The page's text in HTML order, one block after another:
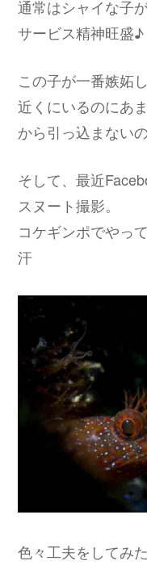
通常はシャイな子
サービス精神旺盛♪
この子が一番嫉妬
近くにいるのにあ
から引っ込まない
そして、最近
スヌート撮影。
コケギンポでやっ
汗
色々工夫をしてみ